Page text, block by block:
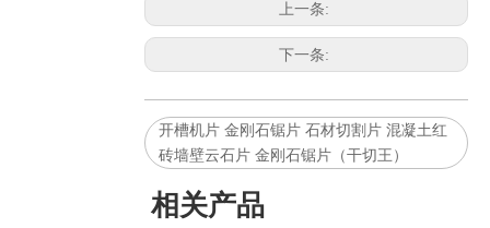
上一条:
下一条:
开槽机片 金刚石锯片 石材切割片 混凝土红
砖墙壁云石片 金刚石锯片（干切王）
相关产品